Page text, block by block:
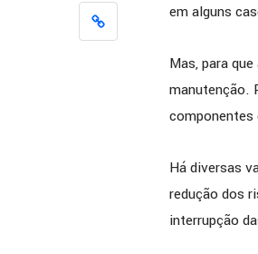
em alguns
Mas, para
manutenção.
componentes
Há diversas
redução dos
interrupção